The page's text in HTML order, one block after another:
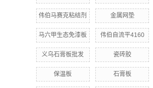
伟伯马赛克粘结剂 金属网垫
马六甲生态免漆板 伟伯自流平4160
义乌石膏板批发 瓷砖胶
保温板 石膏板